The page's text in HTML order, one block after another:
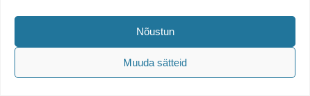
Nõustun
Muuda sätteid